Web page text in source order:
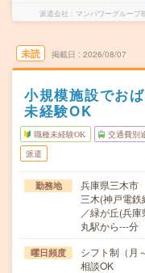
派遣会社 マンパワーグルー
未読 掲載日 2026/08/07
小規模施設でお
未経験OK
職種未経験OK 交通費別
派遣
勤務地
兵庫県三木市
三木(神戸電
／緑が丘(兵
丸駅から---分
曜日頻度
シフト制（月
相談OK